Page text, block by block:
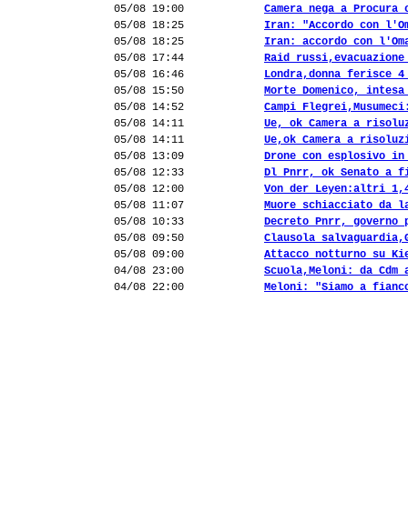
05/08 19:00
Camera nega a
05/08 18:25
Iran: "Accordo con
05/08 18:25
Iran: accordo con
05/08 17:44
Raid
05/08 16:46
Londra,donna ferisce
05/08 15:50
Morte Domenico,
05/08 14:52
Campi
05/08 14:11
Ue, ok Camera a
05/08 14:11
Ue,ok Camera a
05/08 13:09
Drone con esplosivo
05/08 12:33
Dl Pnrr, ok Senato a
05/08 12:00
Von der Leyen:altri
05/08 11:07
Muore schiacciato da
05/08 10:33
Decreto Pnrr,
05/08 09:50
Clausola
05/08 09:00
Attacco notturno su
04/08 23:00
Scuola,Meloni: da
04/08 22:00
Meloni: "Siamo a